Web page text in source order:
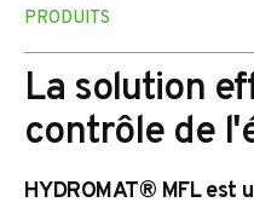
PRODUITS
La solution
contrôle de
HYDROMAT® MFL est